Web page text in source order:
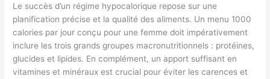
Le succès d’un régime hypocalorique repose sur une
planification précise et la qualité des aliments. Un menu 1000
calories par jour conçu pour une femme doit impérativement
inclure les trois grands groupes macronutritionnels : protéines,
glucides et lipides. En complément, un apport suffisant en
vitamines et minéraux est crucial pour éviter les carences et